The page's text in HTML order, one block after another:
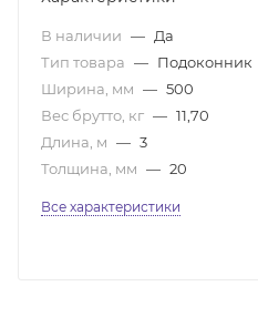
В наличии — Да
Тип товара — Подоконник
Ширина, мм — 500
Вес брутто, кг — 11,70
Длина, м — 3
Толщина, мм — 20
Все характеристики